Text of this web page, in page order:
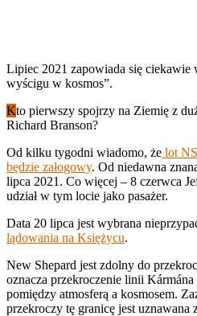
Lipiec 2021 zapowiada się ciekawie
wyścigu w kosmos”.
Kto pierwszy spojrzy na Ziemię z
Richard Branson?
Od kilku tygodni wiadomo, że lot
będzie załogowy. Od niedawna
lipca 2021. Co więcej – 8 czerwca
udział w tym locie jako pasażer.
Data 20 lipca jest wybrana
lądowania na Księżycu.
New Shepard jest zdolny do
oznacza przekroczenie linii
pomiędzy atmosferą a kosmosem.
przekroczy tę granicę jest uznawana